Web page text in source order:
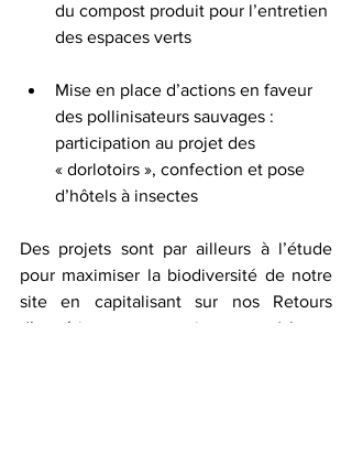
du compost produit pour l’entretien
des espaces verts
Mise en place d’actions en faveur
des pollinisateurs sauvages :
participation au projet des
« dorlotoirs », confection et pose
d’hôtels à insectes
Des projets sont par ailleurs à l’étude
pour maximiser la biodiversité de notre
site en capitalisant sur nos Retours
d’expérience en interne (champ